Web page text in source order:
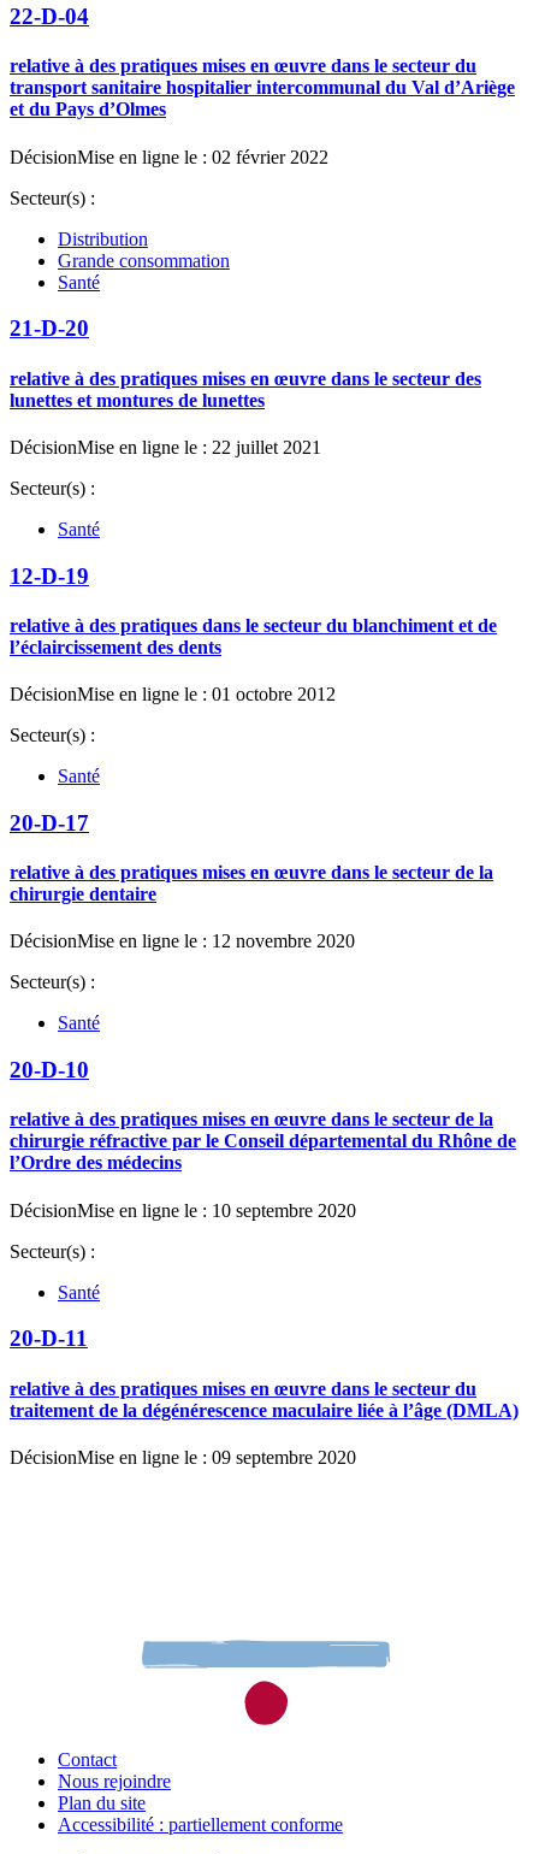
22-D-04
relative à des pratiques mises en œuvre dans le secteur du
transport sanitaire hospitalier intercommunal du Val d’Ariège
et du Pays d’Olmes
DécisionMise en ligne le : 02 février 2022
Secteur(s) :
Distribution
Grande consommation
Santé
21-D-20
relative à des pratiques mises en œuvre dans le secteur des
lunettes et montures de lunettes
DécisionMise en ligne le : 22 juillet 2021
Secteur(s) :
Santé
12-D-19
relative à des pratiques dans le secteur du blanchiment et de
l’éclaircissement des dents
DécisionMise en ligne le : 01 octobre 2012
Secteur(s) :
Santé
20-D-17
relative à des pratiques mises en œuvre dans le secteur de la
chirurgie dentaire
DécisionMise en ligne le : 12 novembre 2020
Secteur(s) :
Santé
20-D-10
relative à des pratiques mises en œuvre dans le secteur de la
chirurgie réfractive par le Conseil départemental du Rhône de
l’Ordre des médecins
DécisionMise en ligne le : 10 septembre 2020
Secteur(s) :
Santé
20-D-11
relative à des pratiques mises en œuvre dans le secteur du
traitement de la dégénérescence maculaire liée à l’âge (DMLA)
DécisionMise en ligne le : 09 septembre 2020
Contact
Nous rejoindre
Plan du site
Accessibilité : partiellement conforme